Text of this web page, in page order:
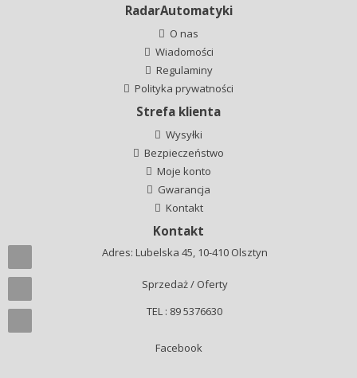
RadarAutomatyki
O nas
Wiadomości
Regulaminy
Polityka prywatności
Strefa klienta
Wysyłki
Bezpieczeństwo
Moje konto
Gwarancja
Kontakt
Kontakt
Adres: Lubelska 45, 10-410 Olsztyn
Sprzedaż / Oferty
TEL : 89 5376630
Facebook